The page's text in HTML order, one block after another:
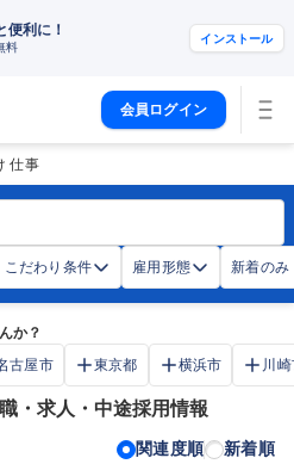
便利に！
料
インストール
会員ログイン
仕事
こだわり条件 雇用形態 新着のみ
か？
古屋市 東京都 横浜市 川
・求人・中途採用情報
関連度順 新着順